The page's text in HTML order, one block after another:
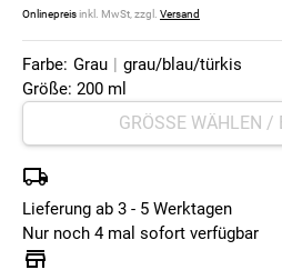
Onlinepreisinkl. MwSt, zzgl. Versand
Farbe: Grau | grau/blau/türkis
Größe: 200 ml
Lieferung ab 3 - 5 Werktagen
Nur noch 4 mal sofort verfügbar